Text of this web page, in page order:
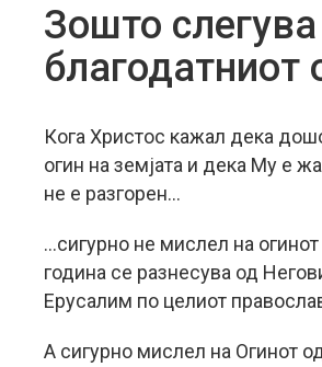
Зошто слегува
благодатниот
Кога Христос кажал дека
огин на земјата и дека Му е
не е разгорен…
…сигурно не мислел на огинот
година се разнесува од
Ерусалим по целиот
А сигурно мислел на Огинот